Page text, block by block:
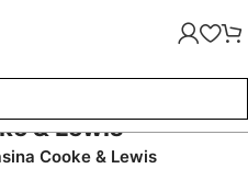
& Lewis
Cooke & Lewis